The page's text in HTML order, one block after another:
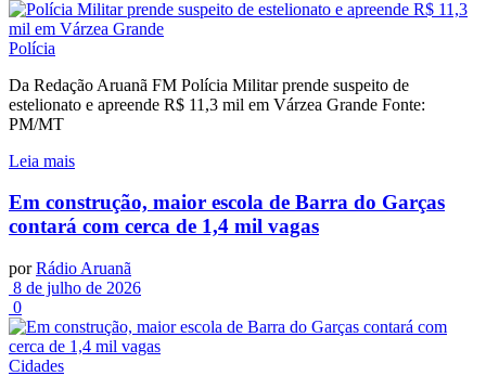
Polícia
Da Redação Aruanã FM Polícia Militar prende suspeito de
estelionato e apreende R$ 11,3 mil em Várzea Grande Fonte:
PM/MT
Leia mais
Em construção, maior escola de Barra do Garças
contará com cerca de 1,4 mil vagas
por Rádio Aruanã
8 de julho de 2026
0
Cidades